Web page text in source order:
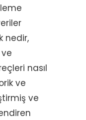
nedir,
nasıl
ve
ve